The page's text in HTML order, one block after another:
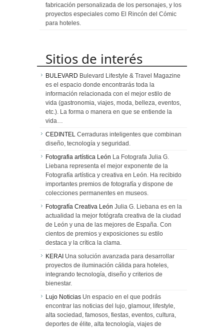
fabricación personalizada de los personajes, y los
proyectos especiales como El Rincón del Cómic
para hoteles.
Sitios de interés
BULEVARD Bulevard Lifestyle & Travel Magazine
es el espacio donde encontrarás toda la
información relacionada con el mejor estilo de
vida (gastronomia, viajes, moda, belleza, eventos,
etc.). La forma o manera en que se entiende la
vida…
CEDINTEL Cerraduras inteligentes que combinan
diseño, tecnología y seguridad.
Fotografia artística León La Fotografa Julia G.
Liebana representa el mejor exponente de la
Fotografía artística y creativa en León. Ha recibido
importantes premios de fotografía y dispone de
colecciones permanentes en museos.
Fotografía Creativa León Julia G. Liebana es en la
actualidad la mejor fotógrafa creativa de la ciudad
de León y una de las mejores de España. Con
cientos de premios y exposiciones su estilo
destaca y la crítica la clama.
KERAI Una solución avanzada para desarrollar
proyectos de iluminación cálida para hoteles,
integrando tecnología, diseño y criterios de
bienestar.
Lujo Noticias Un espacio en el que podrás
encontrar las noticias del lujo, glamour, lifestyle,
alta sociedad, famosos, fiestas, eventos, cultura,
deportes de élite, alta tecnología, viajes de